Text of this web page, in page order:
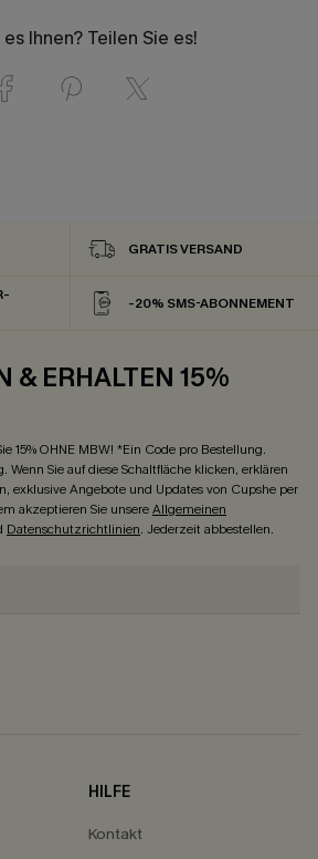
Ihnen? Teilen Sie es!
GRATIS VERSAND
-20% SMS-ABONNEMENT
& ERHALTEN 15%
15% OHNE MBW! *Ein Code pro Bestellung.
Sie auf diese Schaltfläche klicken, erklären
exklusive Angebote und Updates von Cupshe per
akzeptieren Sie unsereAllgemeinen
Datenschutzrichtlinien. Jederzeit abbestellen.
HILFE
Kontakt